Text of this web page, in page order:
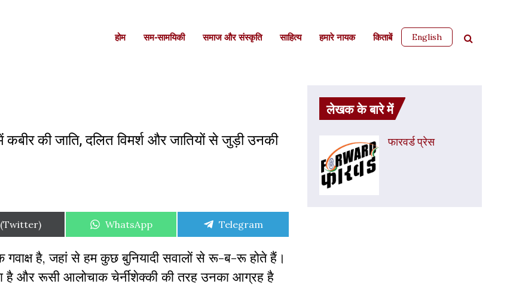
होम सम-सामयिकी समाज और संस्कृति साहित्‍य हमारे नायक किताबें English
की जाति, दलित विमर्श और जातियों से जुड़ी उनकी
Share
WhatsApp
Share
Telegram
गवाक्ष है, जहां से हम कुछ बुनियादी सवालों से रू-ब-रू होते हैं।
है और रूसी आलोचाक चेर्नीशेक्की की तरह उनका आग्रह है
लेखक के बारे में
फारवर्ड प्रेस